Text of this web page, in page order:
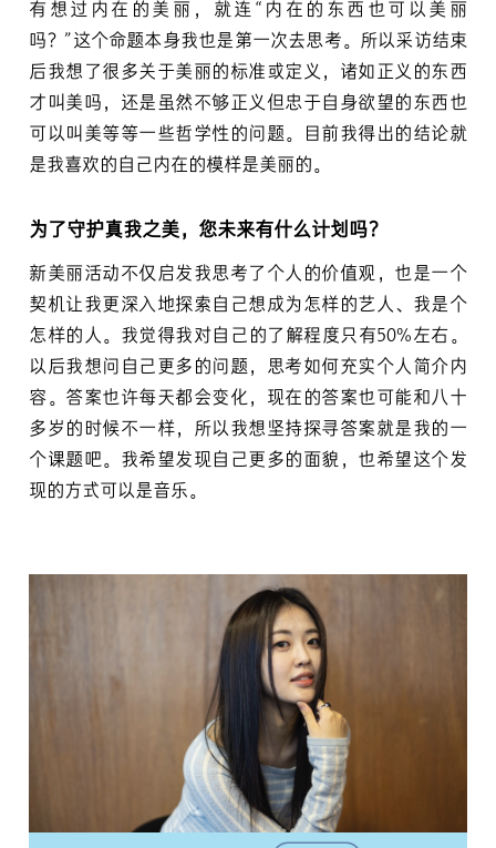
有想过内在的美丽，就连“内在的东西也可以美丽
吗？”这个命题本身我也是第一次去思考。所以采访结束
后我想了很多关于美丽的标准或定义，诸如正义的东西
才叫美吗，还是虽然不够正义但忠于自身欲望的东西也
可以叫美等等一些哲学性的问题。目前我得出的结论就
是我喜欢的自己内在的模样是美丽的。
为了守护真我之美，您未来有什么计划吗？
新美丽活动不仅启发我思考了个人的价值观，也是一个
契机让我更深入地探索自己想成为怎样的艺人、我是个
怎样的人。我觉得我对自己的了解程度只有50%左右。
以后我想问自己更多的问题，思考如何充实个人简介内
容。答案也许每天都会变化，现在的答案也可能和八十
多岁的时候不一样，所以我想坚持探寻答案就是我的一
个课题吧。我希望发现自己更多的面貌，也希望这个发
现的方式可以是音乐。